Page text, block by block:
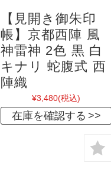
【見開き御朱印
帳】京都西陣 風
神雷神 2色 黒 白
キナリ 蛇腹式 西
陣織
¥3,480(税込)
在庫を確認する